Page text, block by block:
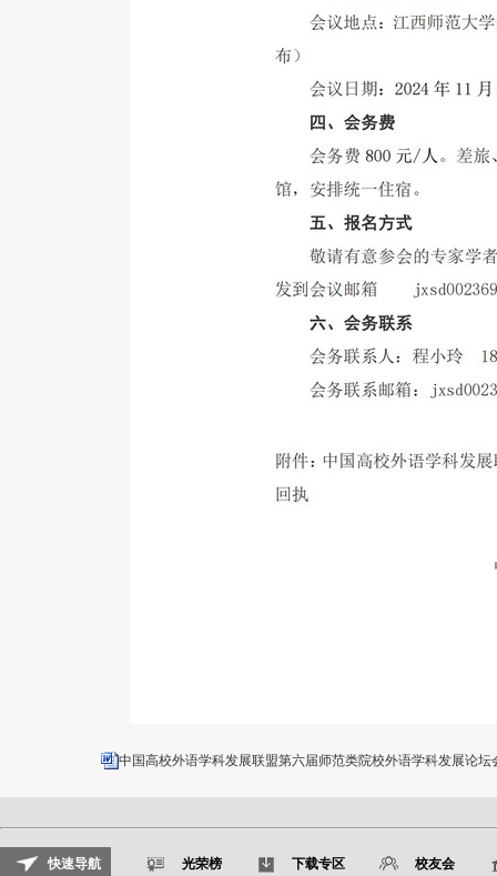
中国高校外语学科发展联盟第六届师范类院校外语学科发展论坛
快速导航 光荣榜 下载专区 校友会